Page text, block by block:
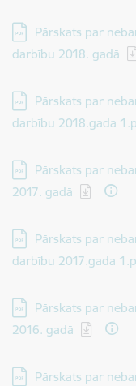
Lejupielādēt:
Pārskats par
darbību 2018. gadā
Lejupielādēt:
Pārskats par
darbību 2018.gada
Lejupielādēt:
Pārskats par
2017. gadā
Lejupielādēt:
Pārskats par
darbību 2017.gada
Lejupielādēt:
Pārskats par
2016. gadā
Lejupielādēt:
Pārskats par